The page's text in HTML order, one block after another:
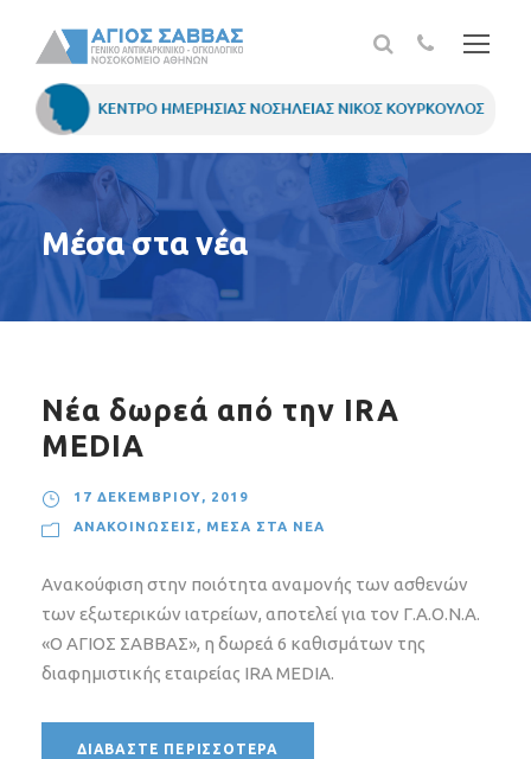
Μέσα στα νέα
Νέα δωρεά από την IRA
MEDIA
17 ΔΕΚΕΜΒΡΊΟΥ, 2019
ΑΝΑΚΟΙΝΏΣΕΙΣ , ΜΈΣΑ ΣΤΑ ΝΈΑ
Ανακούφιση στην ποιότητα αναμονής των ασθενών
των εξωτερικών ιατρείων, αποτελεί για τον Γ.Α.Ο.Ν.Α.
«Ο ΑΓΙΟΣ ΣΑΒΒΑΣ», η δωρεά 6 καθισμάτων της
διαφημιστικής εταιρείας IRA MEDIA.
ΔΙΑΒΆΣΤΕ ΠΕΡΙΣΣΌΤΕΡΑ